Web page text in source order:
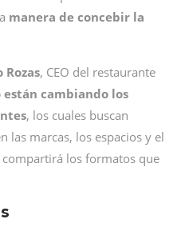
manera de concebir la
Rozas, CEO del restaurante
están cambiando los
, los cuales buscan
las marcas, los espacios y el
los formatos que